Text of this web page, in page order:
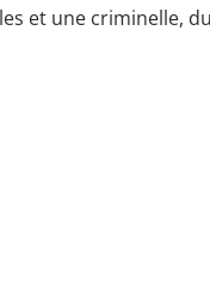
et une criminelle,